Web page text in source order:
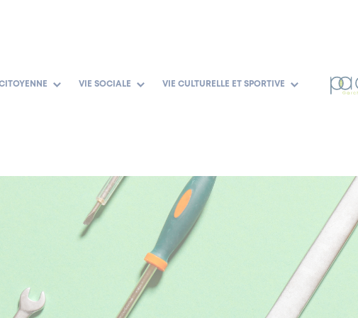
VIE SOCIALE VIE CULTURELLE ET SPORTIVE